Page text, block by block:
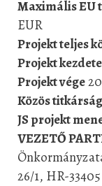
Maximális EU
EUR
Projekt teljes
Projekt kezdete
Projekt vége
Közös titkárság
JS projekt
VEZETŐ
26/1, HR-